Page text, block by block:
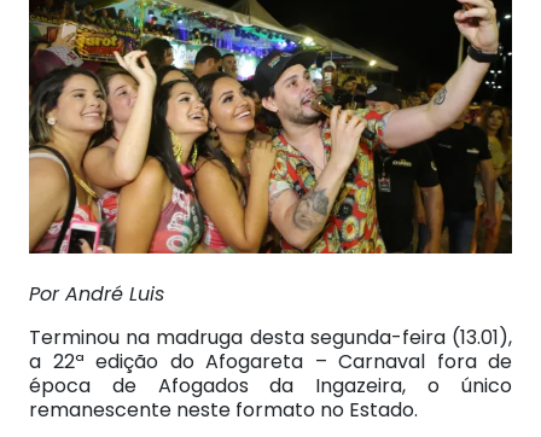
Por André Luis
Terminou na madruga desta segunda-feira (13.01),
a 22ª edição do Afogareta – Carnaval fora de
época de Afogados da Ingazeira, o único
remanescente neste formato no Estado.